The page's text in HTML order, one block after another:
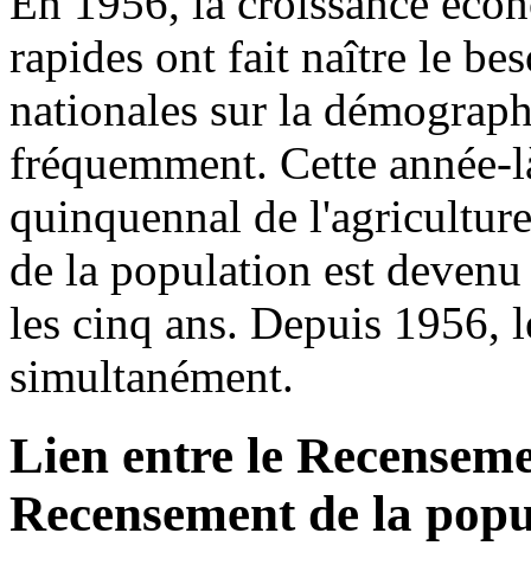
rapides ont fait naître le
nationales sur la
fréquemment. Cette
quinquennal de
de la population est
les cinq ans. Depuis 1956,
simultanément.
Lien entre le
Recensement de la